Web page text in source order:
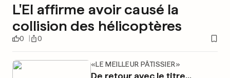
L'EI affirme avoir causé la
collision des hélicoptères
0 0
«LE MEILLEUR PÂTISSIER»
De retour avec le titre...